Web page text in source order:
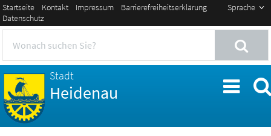
Sprache
Startseite Kontakt Impressum
Barrierefreiheitserklärung
Datenschutz
Stadt
Heidenau